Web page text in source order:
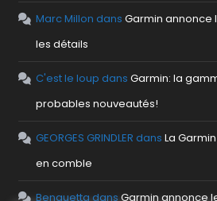
Marc Millon dansGarmin annonce
les détails
C'est le loup dansGarmin: la
probables nouveautés!
GEORGES GRINDLER dansLa
en comble
Benguetta dansGarmin annonce